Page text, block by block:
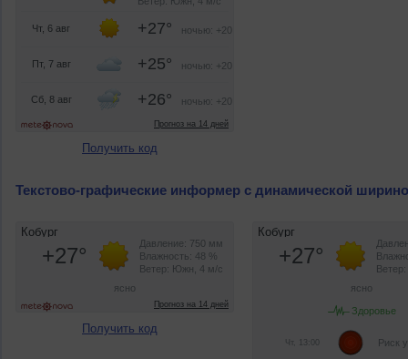
Получить код
Текстово-графические информер с динамической
Получить код